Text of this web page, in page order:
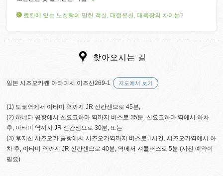
료칸에 있는 노천탕이 딸린 객실, 대절온천, 대욕장의 차이는?
찾아오시는 길
일본 시즈오카켄 아타미시 이즈산269-1 지도에서 보기
(1) 도쿄역에서 아타미 역까지 JR 신칸센으로 45분,
(2) 하네다 공항에서 신요코하마 역까지 버스로 35분, 신요코하마 역에서 하차
후, 아타미 역까지 JR 신칸센으로 30분, 또는
(3) 후지산 시즈오카 공항에서 시즈오카역까지 버스로 1시간, 시즈오카역에서 하
차 후, 아타미 역까지 JR 신칸센으로 40분, 역에서 셔틀버스로 5분 (사전 예약이
필요)